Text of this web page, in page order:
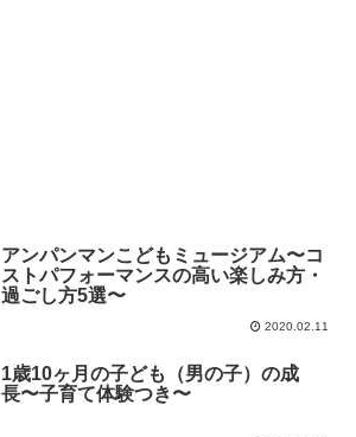
アンパンマンこどもミュージアム〜コ
ストパフォーマンスの高い楽しみ方・
過ごし方5選〜
2020.02.11
1歳10ヶ月の子ども（男の子）の成
長〜子育て体験つき〜